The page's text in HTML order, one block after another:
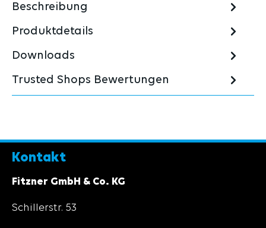
Beschreibung
Produktdetails
Downloads
Trusted Shops Bewertungen
Kontakt
Fitzner GmbH & Co. KG
Schillerstr. 53